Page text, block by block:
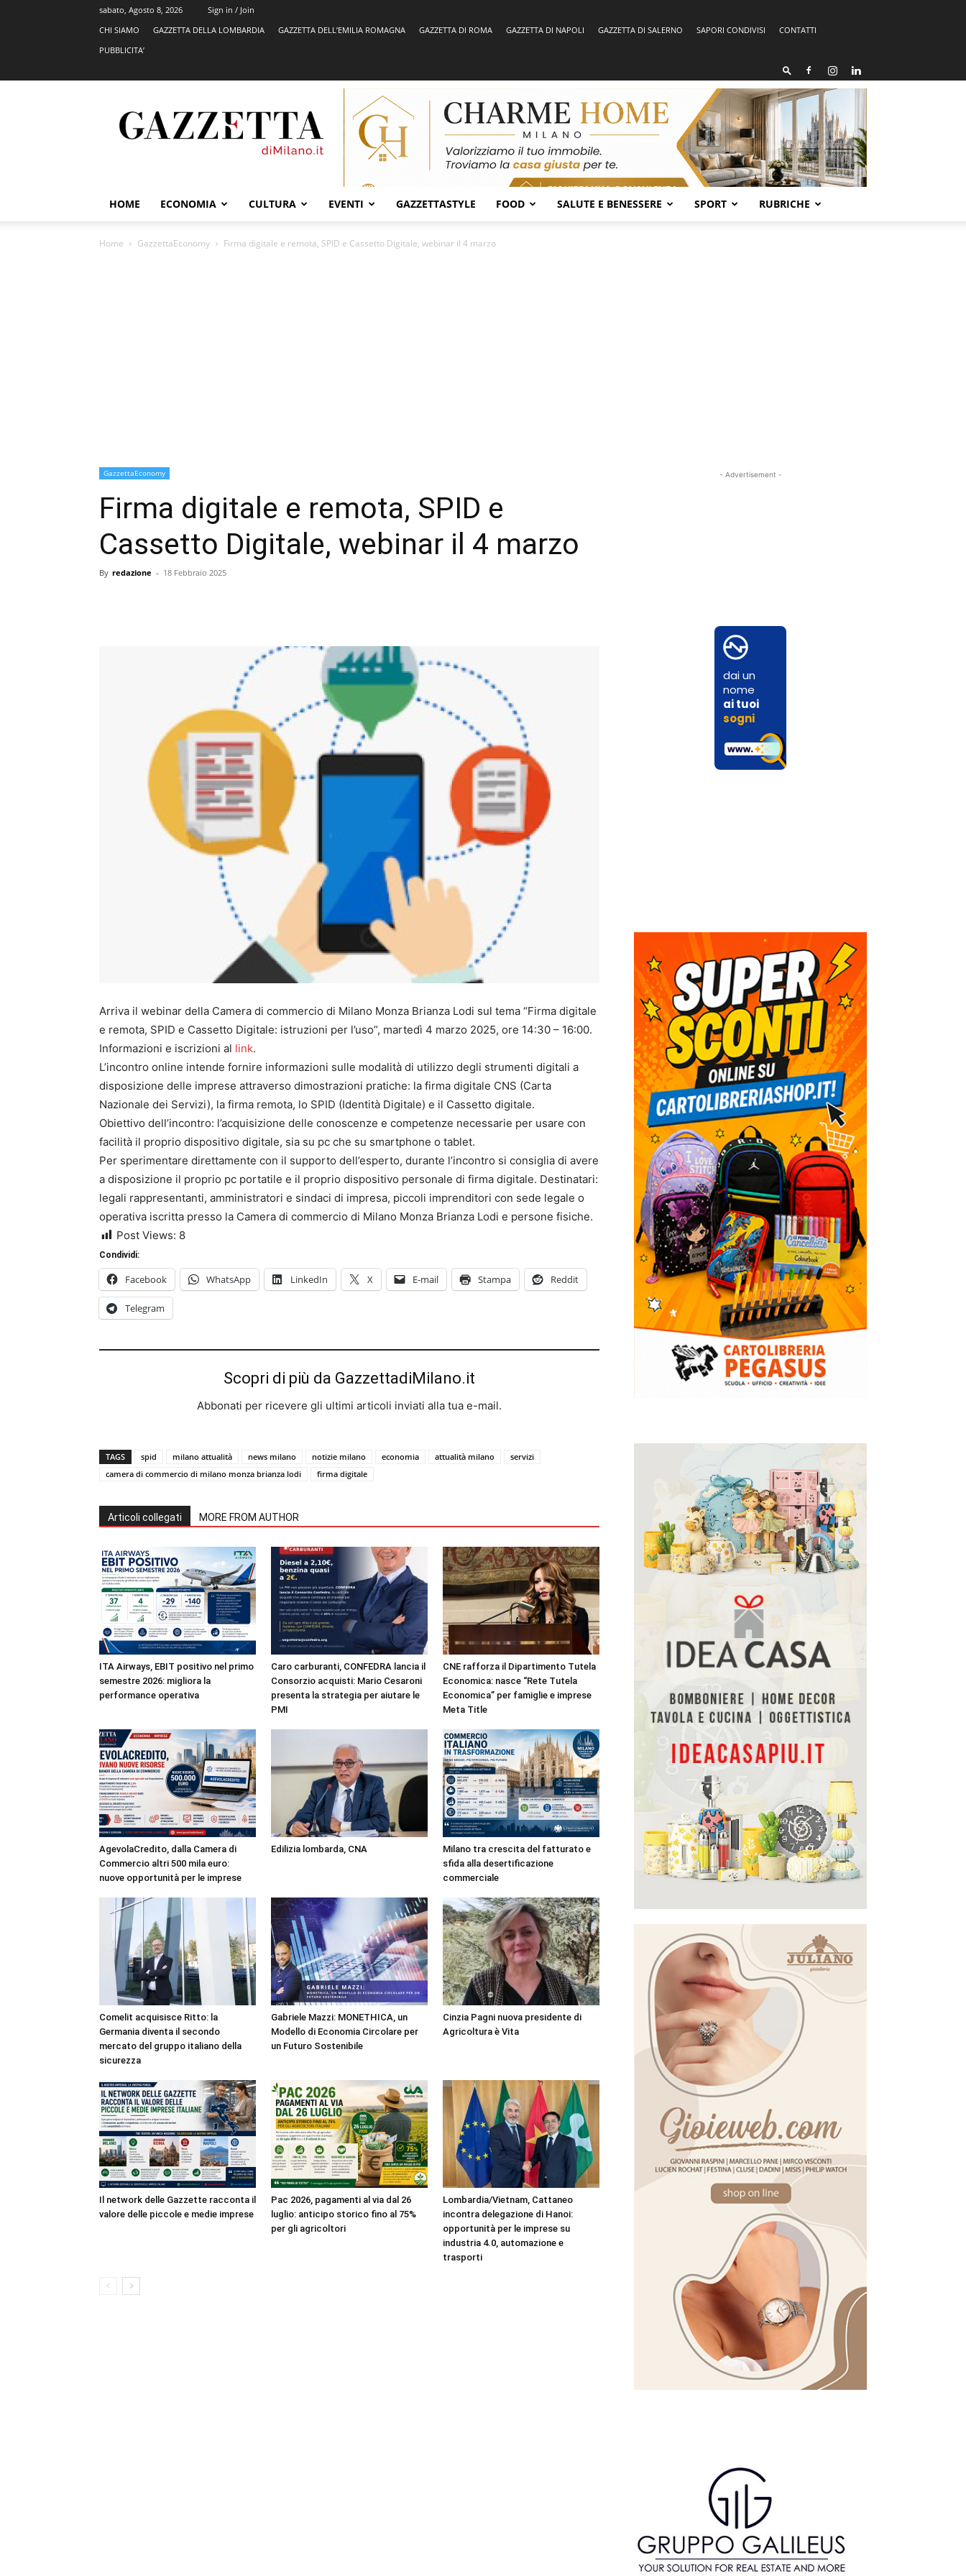
sabato, Agosto 8, 2026
Sign in / Join
CHI SIAMO
GAZZETTA DELLA LOMBARDIA GAZZETTA DELL’EMILIA ROMAGNA GAZZETTA DI ROMA GAZZETTA DI NAPOLI GAZZETTA DI SALERNO SAPORI CONDIVISI
CONTATTI
PUBBLICITA’
HOME ECONOMIA CULTURA EVENTI GAZZETTASTYLE FOOD SALUTE E BENESSERE SPORT RUBRICHE
Home GazzettaEconomy Firma digitale e remota, SPID e Cassetto Digitale, webinar il 4 marzo
GazzettaEconomy
Firma digitale e remota, SPID e
Cassetto Digitale, webinar il 4 marzo
By redazione - 18 Febbraio 2025
Arriva il webinar della Camera di commercio di Milano Monza Brianza Lodi sul tema “Firma digitale
e remota, SPID e Cassetto Digitale: istruzioni per l’uso”, martedì 4 marzo 2025, ore 14:30 – 16:00.
Informazioni e iscrizioni al link.
L’incontro online intende fornire informazioni sulle modalità di utilizzo degli strumenti digitali a
disposizione delle imprese attraverso dimostrazioni pratiche: la firma digitale CNS (Carta
Nazionale dei Servizi), la firma remota, lo SPID (Identità Digitale) e il Cassetto digitale.
Obiettivo dell’incontro: l’acquisizione delle conoscenze e competenze necessarie per usare con
facilità il proprio dispositivo digitale, sia su pc che su smartphone o tablet.
Per sperimentare direttamente con il supporto dell’esperto, durante l’incontro si consiglia di avere
a disposizione il proprio pc portatile e il proprio dispositivo personale di firma digitale. Destinatari:
legali rappresentanti, amministratori e sindaci di impresa, piccoli imprenditori con sede legale o
operativa iscritta presso la Camera di commercio di Milano Monza Brianza Lodi e persone fisiche.
Post Views: 8
Condividi:
Facebook WhatsApp LinkedIn X E-mail Stampa Reddit
Telegram
Scopri di più da GazzettadiMilano.it
Abbonati per ricevere gli ultimi articoli inviati alla tua e-mail.
TAGS spid milano attualità news milano notizie milano economia attualità milano
servizi
camera di commercio di milano monza brianza lodi
firma digitale
Articoli collegati MORE FROM AUTHOR
ITA Airways, EBIT positivo nel primo
semestre 2026: migliora la
performance operativa
Caro carburanti, CONFEDRA lancia il
Consorzio acquisti: Mario Cesaroni
presenta la strategia per aiutare le
PMI
CNE rafforza il Dipartimento Tutela
Economica: nasce “Rete Tutela
Economica” per famiglie e imprese
Meta Title
AgevolaCredito, dalla Camera di
Commercio altri 500 mila euro:
nuove opportunità per le imprese
Edilizia lombarda, CNA
Milano tra crescita del fatturato e
sfida alla desertificazione
commerciale
Comelit acquisisce Ritto: la
Germania diventa il secondo
mercato del gruppo italiano della
sicurezza
Gabriele Mazzi: MONETHICA, un
Modello di Economia Circolare per
un Futuro Sostenibile
Cinzia Pagni nuova presidente di
Agricoltura è Vita
Il network delle Gazzette racconta il
valore delle piccole e medie imprese
Pac 2026, pagamenti al via dal 26
luglio: anticipo storico fino al 75%
per gli agricoltori
Lombardia/Vietnam, Cattaneo
incontra delegazione di Hanoi:
opportunità per le imprese su
industria 4.0, automazione e
trasporti
- Advertisement -